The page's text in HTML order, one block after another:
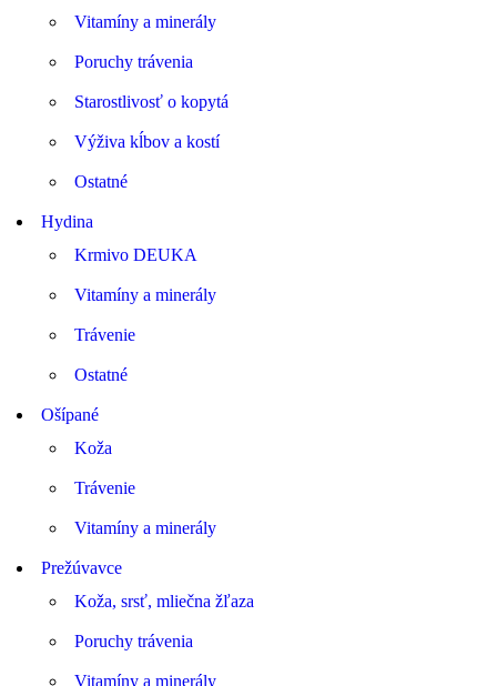
Vitamíny a minerály
Poruchy trávenia
Starostlivosť o kopytá
Výživa kĺbov a kostí
Ostatné
Hydina
Krmivo DEUKA
Vitamíny a minerály
Trávenie
Ostatné
Ošípané
Koža
Trávenie
Vitamíny a minerály
Prežúvavce
Koža, srsť, mliečna žľaza
Poruchy trávenia
Vitamíny a minerály